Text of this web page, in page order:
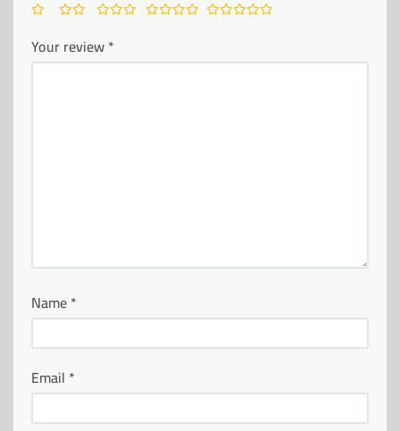
Your review*
Name*
Email *